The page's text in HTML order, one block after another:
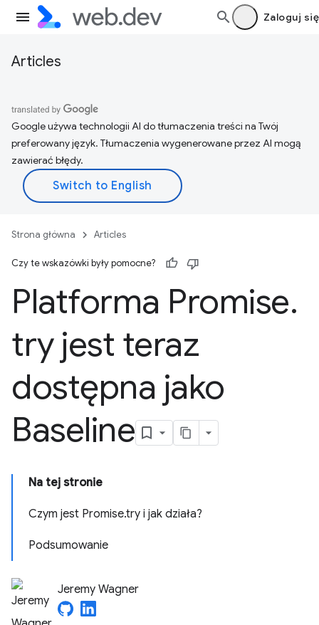
Zaloguj się
Articles
Google używa technologii AI do tłumaczenia treści na Twój
preferowany język. Tłumaczenia wygenerowane przez AI mogą
zawierać błędy.
Strona główna Articles
Czy te wskazówki były pomocne?
Platforma Promise.
try jest teraz
dostępna jako
Baseline
Na tej stronie
Czym jest Promise.try i jak działa?
Podsumowanie
Jeremy Wagner